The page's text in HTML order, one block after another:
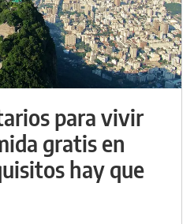
para vivir
gratis en
hay que